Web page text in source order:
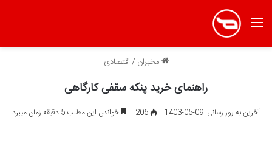
منو
مخبران /اقتصادی
راهنمای خرید پنکه سقفی کارگاهی
آخرین به روز رسانی: 09-05-1403 206 خواندن این مطلب 5 دقیقه زمان میبرد